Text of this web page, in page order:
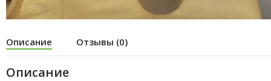
Описание Отзывы (0)
Описание